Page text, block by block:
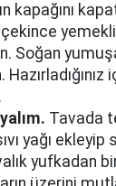
kapağını
Soğan
Tavada
yağı ekleyip
yufkadan